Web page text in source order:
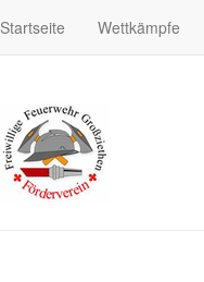
Startseite Wettkämpfe